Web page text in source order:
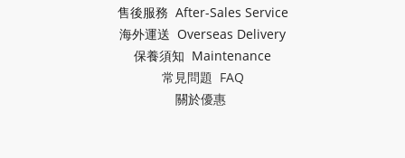
售後服務 After-Sales Service
海外運送 Overseas Delivery
保養須知 Maintenance
常見問題 FAQ
關於優惠